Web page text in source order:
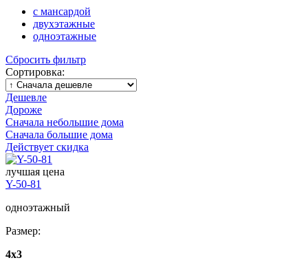
с мансардой
двухэтажные
одноэтажные
Сбросить фильтр
Сортировка:
Дешевле
Дороже
Сначала небольшие дома
Сначала большие дома
Действует скидка
лучшая цена
Y-50-81
одноэтажный
Размер:
4x3